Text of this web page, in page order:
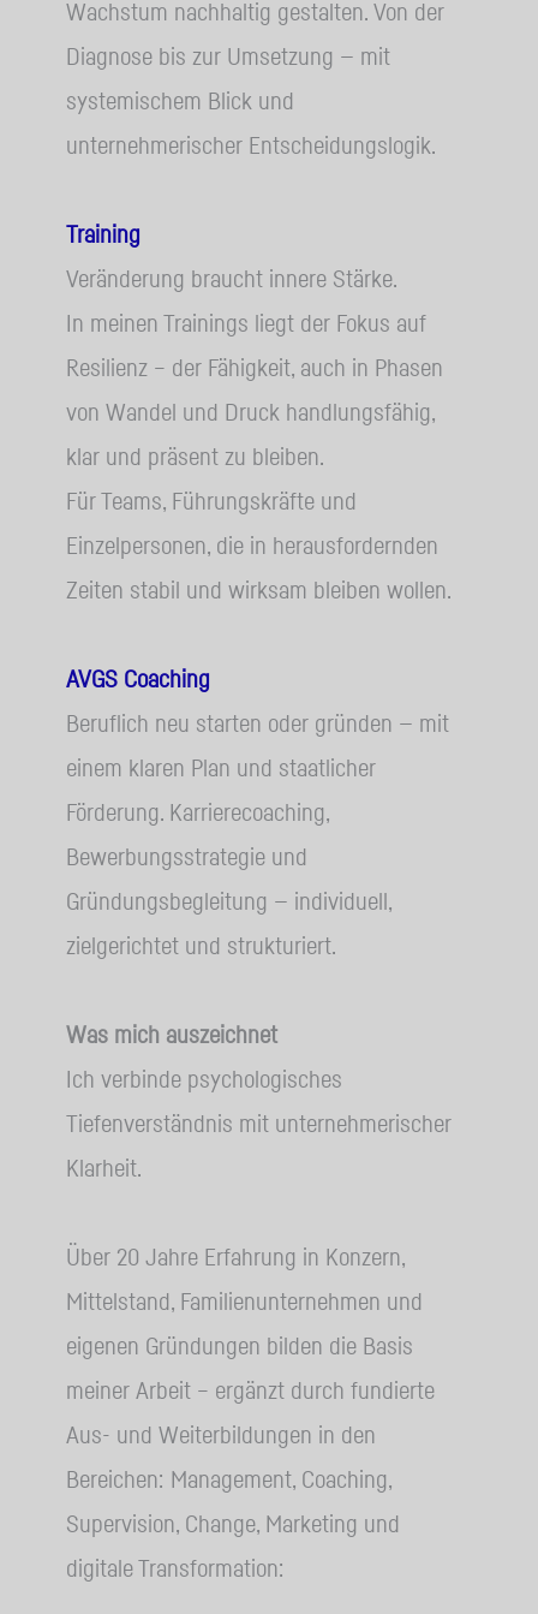
Wachstum nachhaltig gestalten. Von der
Diagnose bis zur Umsetzung — mit
systemischem Blick und
unternehmerischer Entscheidungslogik.
Training
Veränderung braucht innere Stärke.
In meinen Trainings liegt der Fokus auf
Resilienz – der Fähigkeit, auch in Phasen
von Wandel und Druck handlungsfähig,
klar und präsent zu bleiben.
Für Teams, Führungskräfte und
Einzelpersonen, die in herausfordernden
Zeiten stabil und wirksam bleiben wollen.
AVGS Coaching
Beruflich neu starten oder gründen — mit
einem klaren Plan und staatlicher
Förderung. Karrierecoaching,
Bewerbungsstrategie und
Gründungsbegleitung — individuell,
zielgerichtet und strukturiert.
Was mich auszeichnet
Ich verbinde psychologisches
Tiefenverständnis mit unternehmerischer
Klarheit.
Über 20 Jahre Erfahrung in Konzern,
Mittelstand, Familienunternehmen und
eigenen Gründungen bilden die Basis
meiner Arbeit – ergänzt durch fundierte
Aus- und Weiterbildungen in den
Bereichen: Management, Coaching,
Supervision, Change, Marketing und
digitale Transformation: